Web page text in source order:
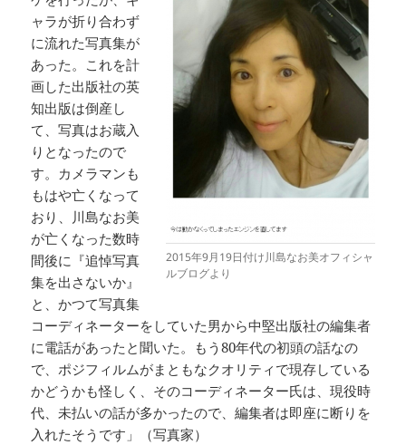
2015年9月19日付け川島なお美オフィシャ
ルブログより
ャラが折り合わず
に流れた写真集が
あった。これを計
画した出版社の英
知出版は倒産し
て、写真はお蔵入
りとなったので
す。カメラマンも
もはや亡くなって
おり、川島なお美
が亡くなった数時
間後に『追悼写真
集を出さないか』
と、かつて写真集
コーディネーターをしていた男から中堅出版社の編集者
に電話があったと聞いた。もう80年代の初頭の話なの
で、ポジフィルムがまともなクオリティで現存している
かどうかも怪しく、そのコーディネーター氏は、現役時
代、未払いの話が多かったので、編集者は即座に断りを
入れたそうです」（写真家）